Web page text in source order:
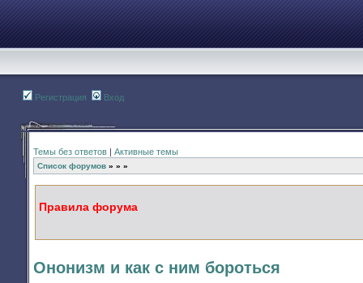
Регистрация Вход
Темы без ответов | Активные темы
Список форумов » » »
Правила форума
Ононизм и как с ним бороться